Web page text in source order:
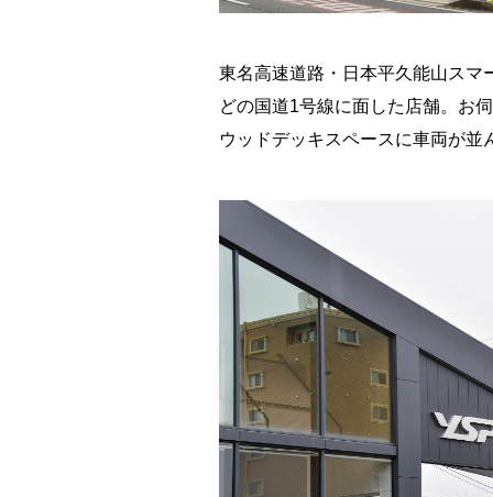
東名高速道路・日本平久能山スマ
どの国道1号線に面した店舗。お
ウッドデッキスペースに車両が並